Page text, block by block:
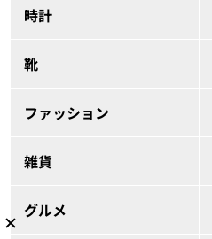
時計
靴
ファッション
雑貨
グルメ